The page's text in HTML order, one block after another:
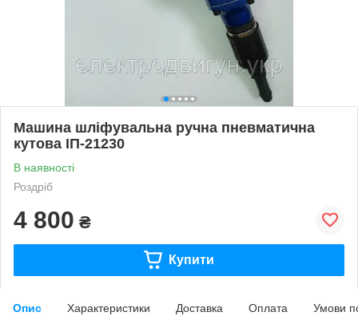
Машина шліфувальна ручна пневматична
кутова ІП-21230
В наявності
Роздріб
4 800 ₴
Купити
Опис Характеристики Доставка Оплата Умови